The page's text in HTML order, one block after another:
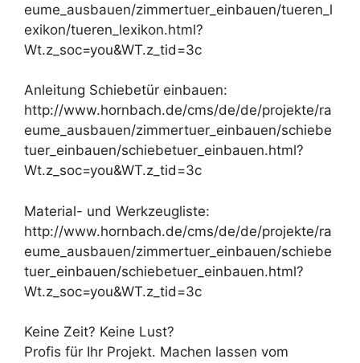
eume_ausbauen/zimmertuer_einbauen/tueren_l
exikon/tueren_lexikon.html?
Wt.z_soc=you&WT.z_tid=3c
Anleitung Schiebetür einbauen:
http://www.hornbach.de/cms/de/de/projekte/ra
eume_ausbauen/zimmertuer_einbauen/schiebe
tuer_einbauen/schiebetuer_einbauen.html?
Wt.z_soc=you&WT.z_tid=3c
Material- und Werkzeugliste:
http://www.hornbach.de/cms/de/de/projekte/ra
eume_ausbauen/zimmertuer_einbauen/schiebe
tuer_einbauen/schiebetuer_einbauen.html?
Wt.z_soc=you&WT.z_tid=3c
Keine Zeit? Keine Lust?
Profis für Ihr Projekt. Machen lassen vom